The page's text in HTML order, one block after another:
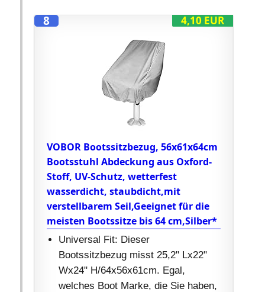
4,10 EUR
8
VOBOR Bootssitzbezug, 56x61x64cm
Bootsstuhl Abdeckung aus Oxford-
Stoff, UV-Schutz, wetterfest
wasserdicht, staubdicht,mit
verstellbarem Seil,Geeignet für die
meisten Bootssitze bis 64 cm,Silber*
Universal Fit: Dieser
Bootssitzbezug misst 25,2" Lx22"
Wx24" H/64x56x61cm. Egal,
welches Boot Marke, die Sie haben,